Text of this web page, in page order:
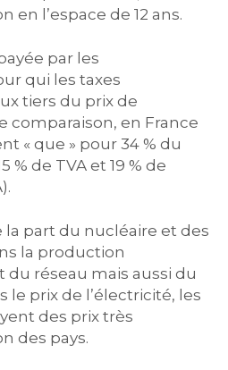
en l’espace de 12 ans.
par les
qui les taxes
tiers du prix de
comparaison, en France
« que » pour 34 % du
% de TVA et 19 % de
la part du nucléaire et des
la production
du réseau mais aussi du
le prix de l’électricité, les
des prix très
des pays.